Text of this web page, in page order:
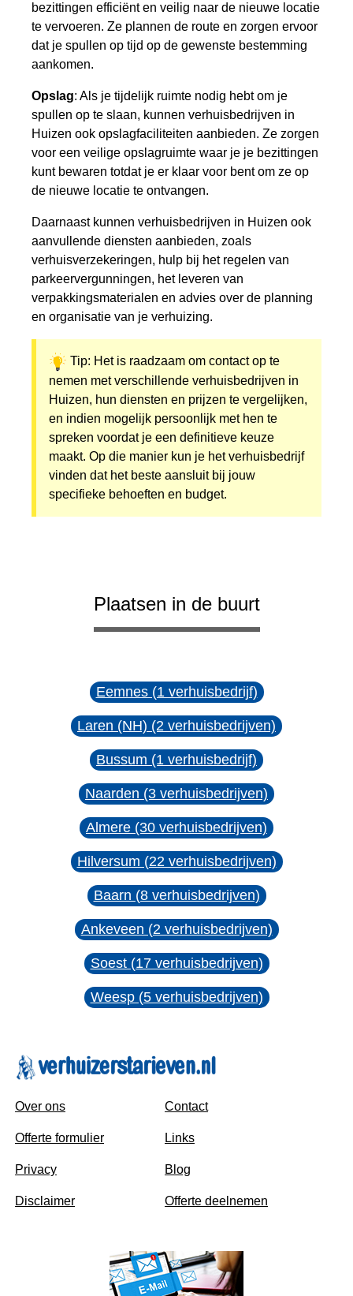
bezittingen efficiënt en veilig naar de nieuwe locatie
te vervoeren. Ze plannen de route en zorgen ervoor
dat je spullen op tijd op de gewenste bestemming
aankomen.
Opslag: Als je tijdelijk ruimte nodig hebt om je
spullen op te slaan, kunnen verhuisbedrijven in
Huizen ook opslagfaciliteiten aanbieden. Ze zorgen
voor een veilige opslagruimte waar je je bezittingen
kunt bewaren totdat je er klaar voor bent om ze op
de nieuwe locatie te ontvangen.
Daarnaast kunnen verhuisbedrijven in Huizen ook
aanvullende diensten aanbieden, zoals
verhuisverzekeringen, hulp bij het regelen van
parkeervergunningen, het leveren van
verpakkingsmaterialen en advies over de planning
en organisatie van je verhuizing.
Tip: Het is raadzaam om contact op te
nemen met verschillende verhuisbedrijven in
Huizen, hun diensten en prijzen te vergelijken,
en indien mogelijk persoonlijk met hen te
spreken voordat je een definitieve keuze
maakt. Op die manier kun je het verhuisbedrijf
vinden dat het beste aansluit bij jouw
specifieke behoeften en budget.
Plaatsen in de buurt
Eemnes (1 verhuisbedrijf)
Laren (NH) (2 verhuisbedrijven)
Bussum (1 verhuisbedrijf)
Naarden (3 verhuisbedrijven)
Almere (30 verhuisbedrijven)
Hilversum (22 verhuisbedrijven)
Baarn (8 verhuisbedrijven)
Ankeveen (2 verhuisbedrijven)
Soest (17 verhuisbedrijven)
Weesp (5 verhuisbedrijven)
Over ons
Offerte formulier
Privacy
Disclaimer
Contact
Links
Blog
Offerte deelnemen